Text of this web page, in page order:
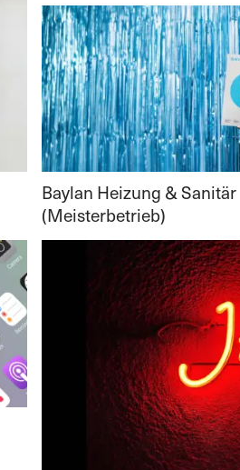
Baylan Heizung & Sanitär
(Meisterbetrieb)